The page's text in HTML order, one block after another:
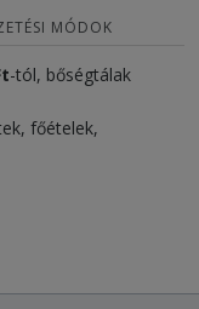
MÓDOK
-tól, bőségtálak
főételek,